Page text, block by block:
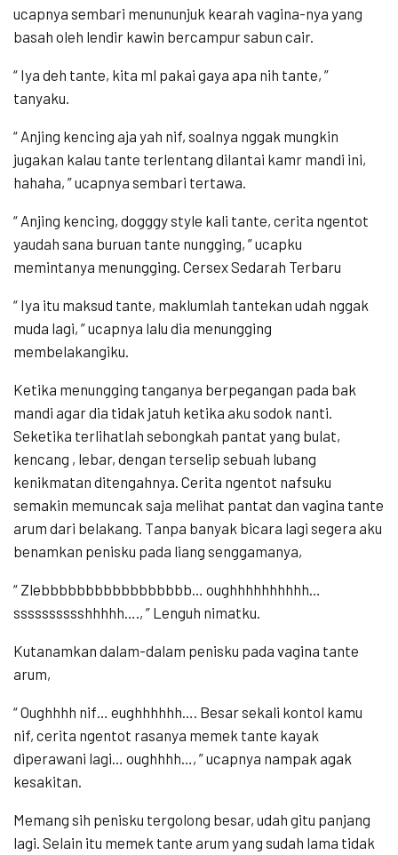
ucapnya sembari menununjuk kearah vagina-nya yang
basah oleh lendir kawin bercampur sabun cair.
“ Iya deh tante, kita ml pakai gaya apa nih tante, ”
tanyaku.
“ Anjing kencing aja yah nif, soalnya nggak mungkin
jugakan kalau tante terlentang dilantai kamr mandi ini,
hahaha, ” ucapnya sembari tertawa.
“ Anjing kencing, dogggy style kali tante, cerita ngentot
yaudah sana buruan tante nungging, ” ucapku
memintanya menungging. Cersex Sedarah Terbaru
“ Iya itu maksud tante, maklumlah tantekan udah nggak
muda lagi, ” ucapnya lalu dia menungging
membelakangiku.
Ketika menungging tanganya berpegangan pada bak
mandi agar dia tidak jatuh ketika aku sodok nanti.
Seketika terlihatlah sebongkah pantat yang bulat,
kencang , lebar, dengan terselip sebuah lubang
kenikmatan ditengahnya. Cerita ngentot nafsuku
semakin memuncak saja melihat pantat dan vagina tante
arum dari belakang. Tanpa banyak bicara lagi segera aku
benamkan penisku pada liang senggamanya,
“ Zlebbbbbbbbbbbbbbbbb… oughhhhhhhhhh…
sssssssssshhhhh…., ” Lenguh nimatku.
Kutanamkan dalam-dalam penisku pada vagina tante
arum,
“ Oughhhh nif… eughhhhhh…. Besar sekali kontol kamu
nif, cerita ngentot rasanya memek tante kayak
diperawani lagi… oughhhh…, ” ucapnya nampak agak
kesakitan.
Memang sih penisku tergolong besar, udah gitu panjang
lagi. Selain itu memek tante arum yang sudah lama tidak